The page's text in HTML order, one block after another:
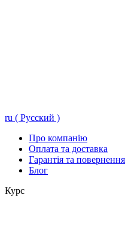
ru ( Русский )
Про компанію
Оплата та доставка
Гарантія та повернення
Блог
Курс